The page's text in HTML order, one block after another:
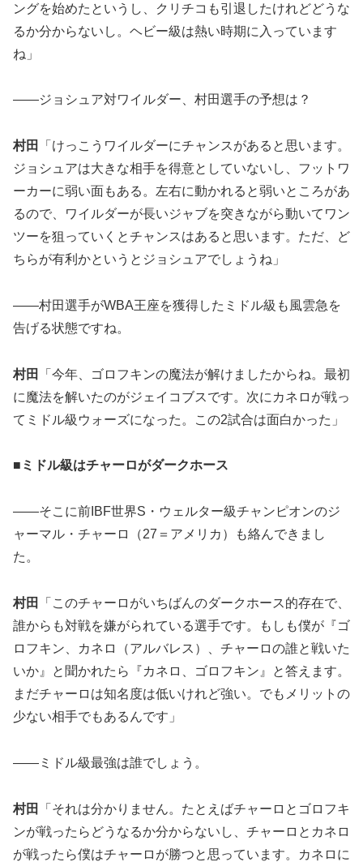
ングを始めたというし、クリチコも引退したけれどどうな
るか分からないし。ヘビー級は熱い時期に入っています
ね」
――ジョシュア対ワイルダー、村田選手の予想は？
村田
「けっこうワイルダーにチャンスがあると思います。
ジョシュアは大きな相手を得意としていないし、フットワ
ーカーに弱い面もある。左右に動かれると弱いところがあ
るので、ワイルダーが長いジャブを突きながら動いてワン
ツーを狙っていくとチャンスはあると思います。ただ、ど
ちらが有利かというとジョシュアでしょうね」
――村田選手がWBA王座を獲得したミドル級も風雲急を
告げる状態ですね。
村田
「今年、ゴロフキンの魔法が解けましたからね。最初
に魔法を解いたのがジェイコブスです。次にカネロが戦っ
てミドル級ウォーズになった。この2試合は面白かった」
■ミドル級はチャーロがダークホース
――そこに前IBF世界S・ウェルター級チャンピオンのジ
ャーマル・チャーロ（27＝アメリカ）も絡んできまし
た。
村田
「このチャーロがいちばんのダークホース的存在で、
誰からも対戦を嫌がられている選手です。もしも僕が『ゴ
ロフキン、カネロ（アルバレス）、チャーロの誰と戦いた
いか』と聞かれたら『カネロ、ゴロフキン』と答えます。
まだチャーロは知名度は低いけれど強い。でもメリットの
少ない相手でもあるんです」
――ミドル級最強は誰でしょう。
村田
「それは分かりません。たとえばチャーロとゴロフキ
ンが戦ったらどうなるか分からないし、チャーロとカネロ
が戦ったら僕はチャーロが勝つと思っています。カネロに